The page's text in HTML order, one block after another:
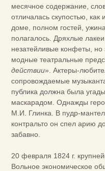
месячное содержание,
отличалась скупостью,
доме, полном гостей,
полагалось. Дряхлые
незатейливые конфеты, но
модные театральные
действии». Актеры-
сопровождаемые
публика должна была
маскарадом. Однажды
М.И. Глинка. В пудр-
контральто он спел арию
забавно.
20 февраля 1824 г.
Вольное экономическое